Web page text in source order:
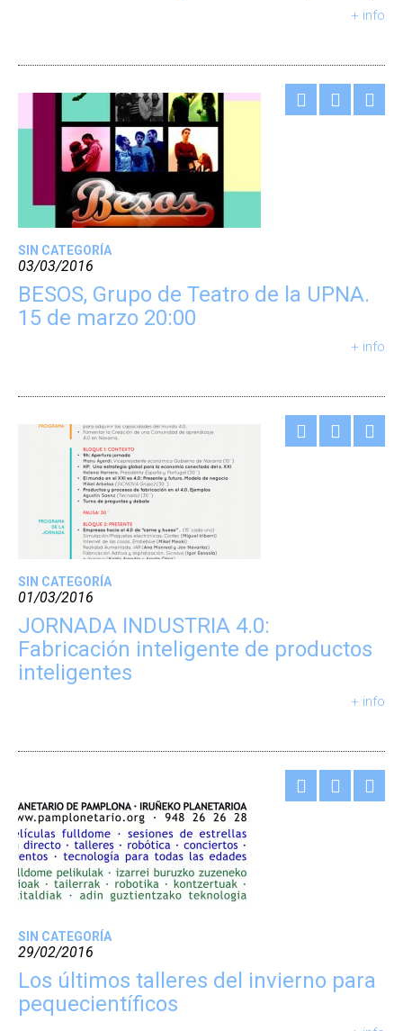
+ info
SIN CATEGORÍA
03/03/2016
BESOS, Grupo de Teatro de la UPNA.
15 de marzo 20:00
+ info
SIN CATEGORÍA
01/03/2016
JORNADA INDUSTRIA 4.0:
Fabricación inteligente de productos
inteligentes
+ info
SIN CATEGORÍA
29/02/2016
Los últimos talleres del invierno para
pequecientíficos